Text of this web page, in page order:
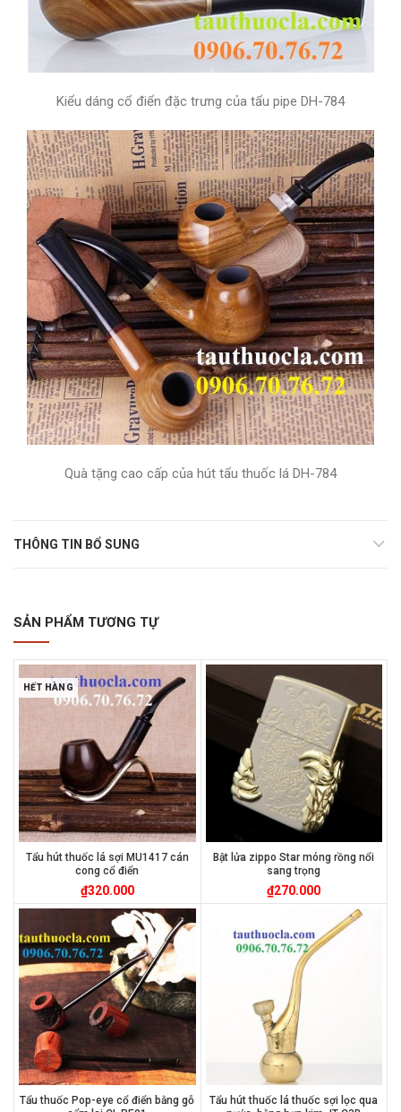
Kiểu dáng cổ điển đặc trưng của tẩu pipe DH-784
Quà tặng cao cấp của hút tẩu thuốc lá DH-784
THÔNG TIN BỔ SUNG
SẢN PHẨM TƯƠNG TỰ
HẾT HÀNG
Tẩu hút thuốc lá sợi MU1417 cán
cong cổ điển
₫320.000
Bật lửa zippo Star móng rồng nổi
sang trọng
₫270.000
Tẩu thuốc Pop-eye cổ điển bằng gỗ
Tẩu hút thuốc lá thuốc sợi lọc qua